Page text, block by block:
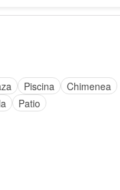
Piscina
Chimenea
Patio